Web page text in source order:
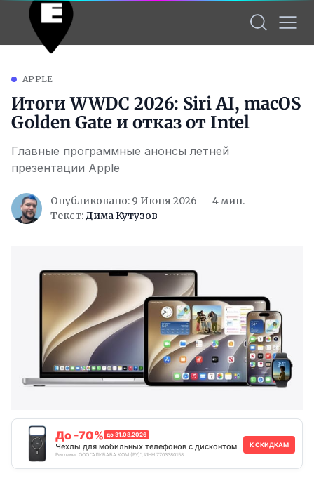
APPLE
Итоги WWDC 2026: Siri AI, macOS
Golden Gate и отказ от Intel
Главные программные анонсы летней
презентации Apple
Опубликовано: 9 Июня 2026
4 мин.
Текст:Дима Кутузов
До -70% до 31.08.2026
Чехлы для мобильных телефонов с дисконтом
Реклама. ООО "АЛИБАБА.КОМ (РУ)", ИНН 7703380158
К СКИДКАМ